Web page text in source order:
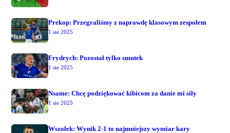
Prekop: Przegraliśmy z naprawdę klasowym zespołem
1 sie 2025
Frydrych: Pozostał tylko smutek
1 sie 2025
Nsame: Chcę podziękować kibicom za danie mi siły
1 sie 2025
Wszołek: Wynik 2-1 to najmniejszy wymiar kary